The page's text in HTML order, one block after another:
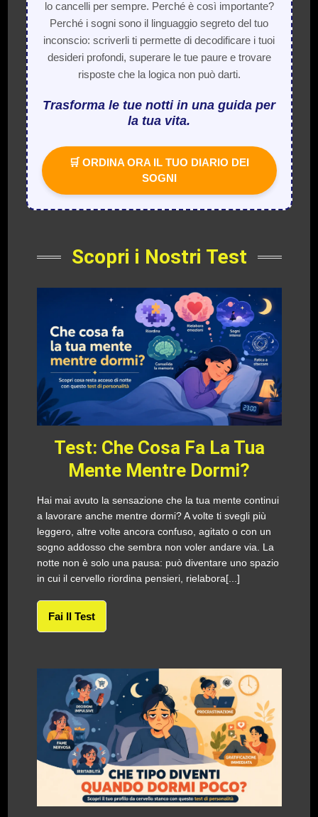
lo cancelli per sempre. Perché è così importante?
Perché i sogni sono il linguaggio segreto del tuo
inconscio: scriverli ti permette di decodificare i tuoi
desideri profondi, superare le tue paure e trovare
risposte che la logica non può darti.
Trasforma le tue notti in una guida per
la tua vita.
🛒 ORDINA ORA IL TUO DIARIO DEI
SOGNI
Scopri i Nostri Test
Test: Che Cosa Fa La Tua
Mente Mentre Dormi?
Hai mai avuto la sensazione che la tua mente continui
a lavorare anche mentre dormi? A volte ti svegli più
leggero, altre volte ancora confuso, agitato o con un
sogno addosso che sembra non voler andare via. La
notte non è solo una pausa: può diventare uno spazio
in cui il cervello riordina pensieri, rielabora[...]
Fai Il Test